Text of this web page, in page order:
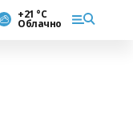
+21 °С
Облачно